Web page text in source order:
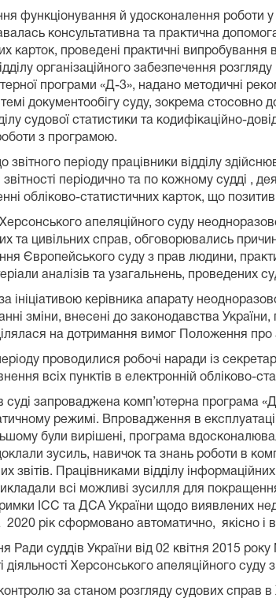
функціонування й удосконалення роботи у
консультативна та практична
карток, проведені практичні
організаційного забезпечення
програми «Д-3», надано методичні
документообігу суду, зокрема
судової статистики та кодифікаційно-
з програмою.
звітного періоду працівники відділу
періодично та по кожному судді ,
обліково-статистичних карток, що
Херсонського апеляційного суду
та цивільних справ, обговорювались
Європейського суду з прав людини,
аналізів та узагальнень, проведених
ініціативою керівника апарату
зміни, внесені до законодавства
на дотримання вимог Положення про
проводилися робочі наради із
всіх пунктів в електронній обліково-
суді запроваджена комп’ютерна програма
режимі. Впровадження в
були вирішені, програма
зусиль, навичок та знань роботи в
звітів. Працівниками відділу
всі можливі зусилля для
ІСС та ДСА України щодо виявлених
2020 рік сформовано автоматично, якісно
Ради суддів України від 02 квітня 2015
діяльності Херсонського апеляційного
за станом розгляду судових справ